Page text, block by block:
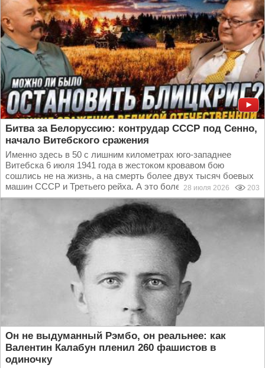
Битва за Белоруссию: контрудар СССР под Сенно,
начало Витебского сражения
Именно здесь в 50 с лишним километрах юго-западнее
Витебска 6 июля 1941 года в жестоком кровавом бою
сошлись не на жизнь, а на смерть более двух тысяч боевых
машин СССР и Третьего рейха. А это более чем в два...
28 июля 2026 203
Он не выдуманный Рэмбо, он реальнее: как
Валентин Калабун пленил 260 фашистов в
одиночку